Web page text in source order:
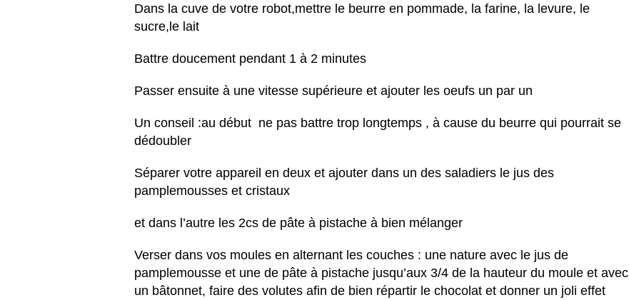
Dans la cuve de votre robot,mettre le beurre en pommade, la farine, la levure, le
sucre,le lait
Battre doucement pendant 1 à 2 minutes
Passer ensuite à une vitesse supérieure et ajouter les oeufs un par un
Un conseil :au début ne pas battre trop longtemps , à cause du beurre qui pourrait se
dédoubler
Séparer votre appareil en deux et ajouter dans un des saladiers le jus des
pamplemousses et cristaux
et dans l’autre les 2cs de pâte à pistache à bien mélanger
Verser dans vos moules en alternant les couches : une nature avec le jus de
pamplemousse et une de pâte à pistache jusqu’aux 3/4 de la hauteur du moule et avec
un bâtonnet, faire des volutes afin de bien répartir le chocolat et donner un joli effet